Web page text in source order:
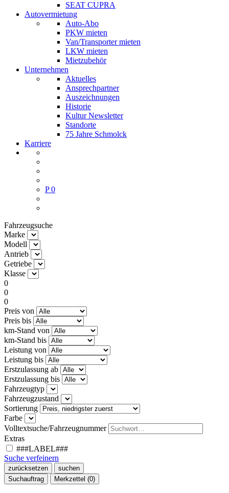
SEAT CUPRA
Autovermietung
Auto-Abo
PKW mieten
Van/Transporter mieten
LKW mieten
Mietzubehör
Unternehmen
Aktuelles
Ansprechpartner
Auszeichnungen
Historie
Kultur Newsletter
Standorte
75 Jahre Schmolck
Karriere
P 0
Fahrzeugsuche
Marke
Modell
Antrieb
Getriebe
Klasse
0
0
0
Preis von
Preis bis
km-Stand von
km-Stand bis
Leistung von
Leistung bis
Erstzulassung ab
Erstzulassung bis
Fahrzeugtyp
Fahrzeugzustand
Sortierung
Farbe
Volltextsuche/Fahrzeugnummer
Extras
###LABEL###
Suche verfeinern
zurücksetzen
suchen
Suchauftrag
Merkzettel (0)